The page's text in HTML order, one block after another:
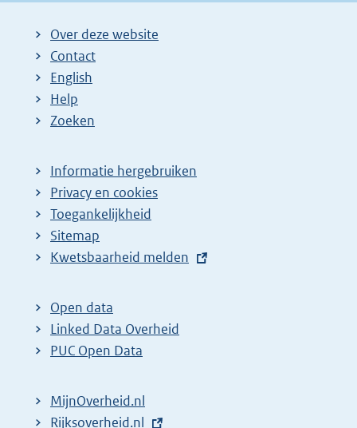
Over deze website
Contact
English
Help
Zoeken
Informatie hergebruiken
Privacy en cookies
Toegankelijkheid
Sitemap
E
t
e
r
l
Kwetsbaarheid melden
Open data
Linked Data Overheid
PUC Open Data
MijnOverheid.nl
E
Rijksoverheid.nl